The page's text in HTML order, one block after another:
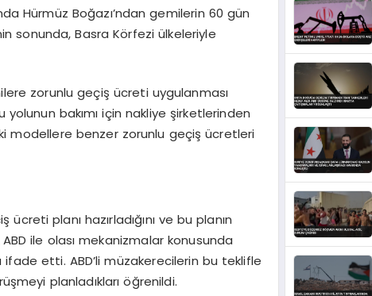
Hürmüz Boğazı’ndan gemilerin 60 gün
sonunda, Basra Körfezi ülkeleriyle
zorunlu geçiş ücreti uygulanması
bakımı için nakliye şirketlerinden
modellere benzer zorunlu geçiş ücretleri
planı hazırladığını ve bu planın
ile olası mekanizmalar konusunda
ifade etti. ABD’li müzakerecilerin bu teklifle
planladıkları öğrenildi.